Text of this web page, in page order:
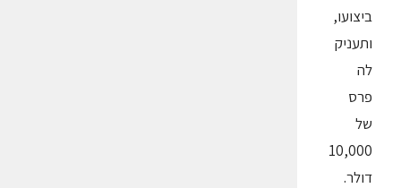
ביצועו,
ותעניק
לה
פרס
של
10,000
דולר.